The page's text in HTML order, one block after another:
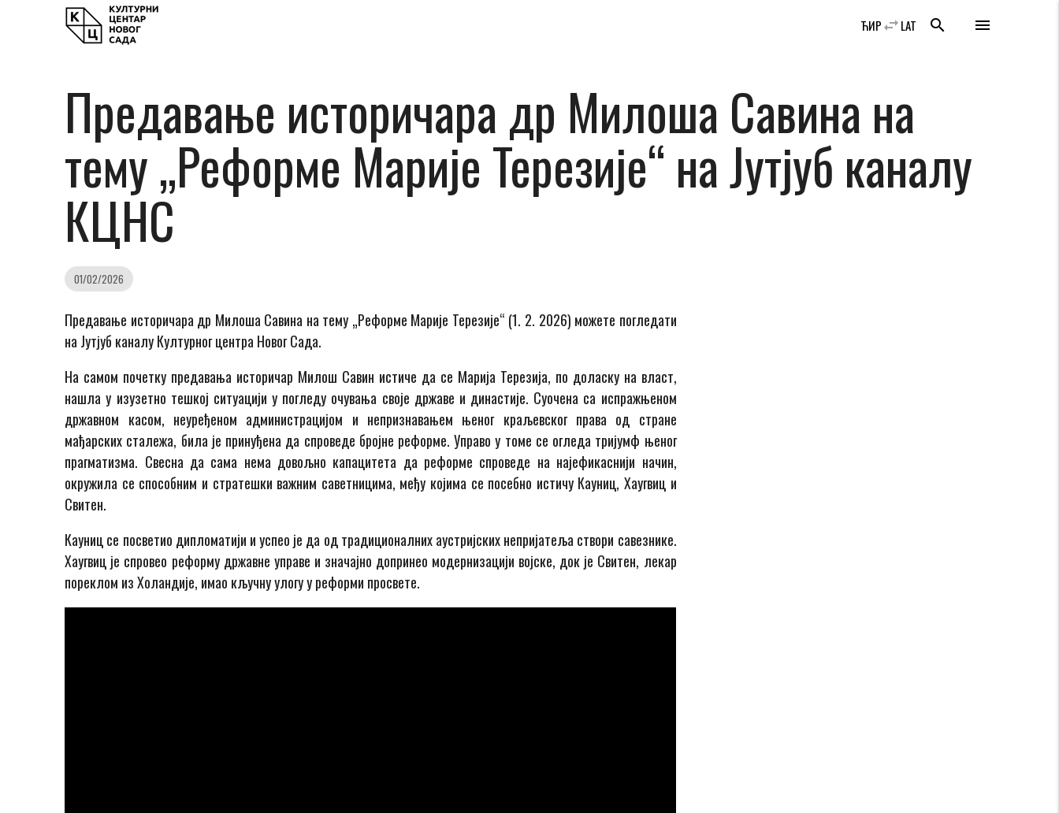
menu
search
LAT
swap_horiz
ЋИР
Предавање историчара др Милоша Савина на
тему „Реформе Марије Терезије“ на Јутјуб каналу
КЦНС
01/02/2026
Предавање историчара др Милоша Савина на тему „Реформе Марије Терезије“ (1. 2. 2026) можете погледати
на Јутјуб каналу Културног центра Новог Сада.
На самом почетку предавања историчар Милош Савин истиче да се Марија Терезија, по доласку на власт,
нашла у изузетно тешкој ситуацији у погледу очувања своје државе и династије. Суочена са испражњеном
државном касом, неуређеном администрацијом и непризнавањем њеног краљевског права од стране
мађарских сталежа, била је принуђена да спроведе бројне реформе. Управо у томе се огледа тријумф њеног
прагматизма. Свесна да сама нема довољно капацитета да реформе спроведе на најефикаснији начин,
окружила се способним и стратешки важним саветницима, међу којима се посебно истичу Кауниц, Хаугвиц и
Свитен.
Кауниц се посветио дипломатији и успео је да од традиционалних аустријских непријатеља створи савезнике.
Хаугвиц је спровео реформу државне управе и значајно допринео модернизацији војске, док је Свитен, лекар
пореклом из Холандије, имао кључну улогу у реформи просвете.